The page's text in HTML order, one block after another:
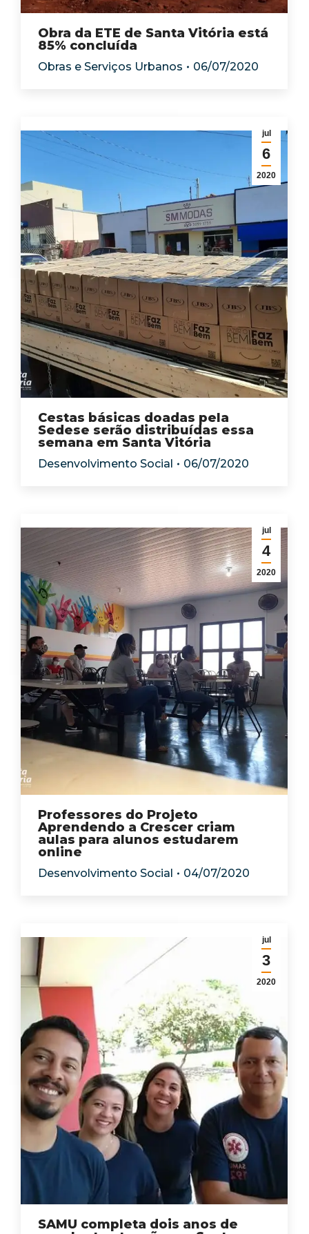
Obra da ETE de Santa Vitória está
85% concluída
Obras e Serviços Urbanos 06/07/2020
jul
6
2020
Cestas básicas doadas pela
Sedese serão distribuídas essa
semana em Santa Vitória
Desenvolvimento Social 06/07/2020
jul
4
2020
Professores do Projeto
Aprendendo a Crescer criam
aulas para alunos estudarem
online
Desenvolvimento Social 04/07/2020
jul
3
2020
SAMU completa dois anos de